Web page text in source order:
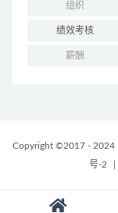
组织
绩效考核
薪酬
Copyright ©2017 - 2024
号-2